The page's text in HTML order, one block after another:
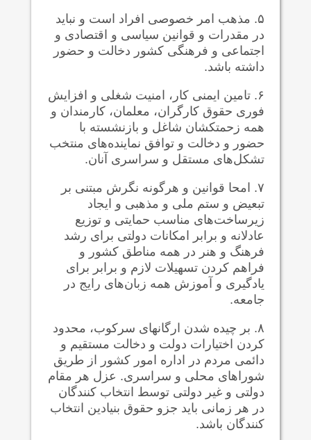
۵. مذهب امر خصوصی افراد است و نباید
در مقدرات و قوانین سیاسی و اقتصادی و
اجتماعی و فرهنگی کشور دخالت و حضور
داشته باشد.
۶. تامین ایمنی کار، امنیت شغلی و افزایش
فوری حقوق کارگران، معلمان، کارمندان و
همه زحمتکشان شاغل و بازنشسته با
حضور و دخالت و توافق نماینده‌های منتخب
تشکل‌های مستقل و سراسری آنان.
۷. امحا قوانین و هرگونه نگرش مبتنی بر
تبعیض و ستم ملی و مذهبی و ایجاد
زیرساخت‌های مناسب حمایتی و توزیع
عادلانه و برابر امکانات دولتی برای رشد
فرهنگ و هنر در همه مناطق کشور و
فراهم کردن تسهیلات لازم و برابر برای
یادگیری و آموزش همه زبان‌های رایج در
جامعه.
۸. بر چیده شدن ارگانهای سرکوب، محدود
کردن اختیارات دولت و دخالت مستقیم و
دائمی مردم در اداره امور کشور از طریق
شوراهای محلی و سراسری. عزل هر مقام
دولتی و غیر دولتی توسط انتخاب کنندگان
در هر زمانی باید جزو حقوق بنیادین انتخاب
کنندگان باشد‌.